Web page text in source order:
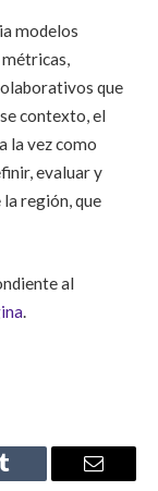
modelos
métricas,
que
contexto, el
la vez como
evaluar y
región, que
al
Tumblr Email